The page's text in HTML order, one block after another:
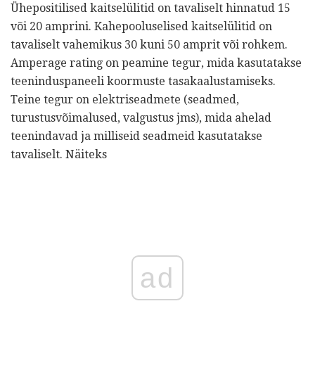
Ühepositilised kaitselülitid on tavaliselt hinnatud 15
või 20 amprini. Kahepooluselised kaitselülitid on
tavaliselt vahemikus 30 kuni 50 amprit või rohkem.
Amperage rating on peamine tegur, mida kasutatakse
teeninduspaneeli koormuste tasakaalustamiseks.
Teine tegur on elektriseadmete (seadmed,
turustusvõimalused, valgustus jms), mida ahelad
teenindavad ja milliseid seadmeid kasutatakse
tavaliselt. Näiteks
ad